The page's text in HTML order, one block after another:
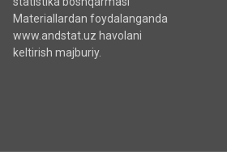
Materiallardan foydalanganda
www.andstat.uz havolani
keltirish majburiy.